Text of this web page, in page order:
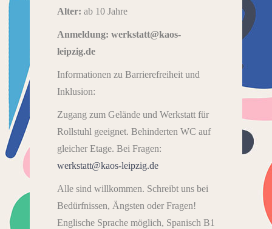
Alter: ab 10 Jahre
Anmeldung: werkstatt@kaos-
leipzig.de
Informationen zu Barrierefreiheit und
Inklusion:
Zugang zum Gelände und Werkstatt für
Rollstuhl geeignet. Behinderten WC auf
gleicher Etage. Bei Fragen:
werkstatt@kaos-leipzig.de
Alle sind willkommen. Schreibt uns bei
Bedürfnissen, Ängsten oder Fragen!
Englische Sprache möglich, Spanisch B1